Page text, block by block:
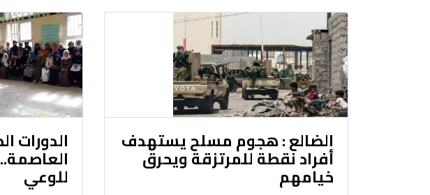
الضالع : هجوم مسلح يستهدف
أفراد نقطة للمرتزقة ويحرق
خيامهم
الدورات
للوعي